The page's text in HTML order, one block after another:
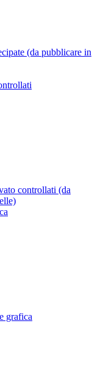
(da pubblicare in
controllati (da
grafica